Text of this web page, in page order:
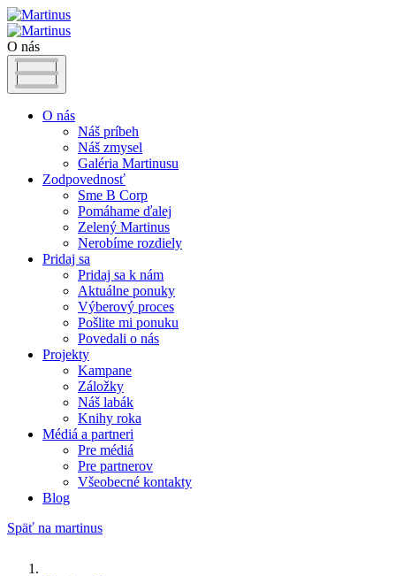
O nás
O nás
Náš príbeh
Náš zmysel
Galéria Martinusu
Zodpovednosť
Sme B Corp
Pomáhame ďalej
Zelený Martinus
Nerobíme rozdiely
Pridaj sa
Pridaj sa k nám
Aktuálne ponuky
Výberový proces
Pošlite mi ponuku
Povedali o nás
Projekty
Kampane
Záložky
Náš labák
Knihy roka
Médiá a partneri
Pre médiá
Pre partnerov
Všeobecné kontakty
Blog
Späť na martinus